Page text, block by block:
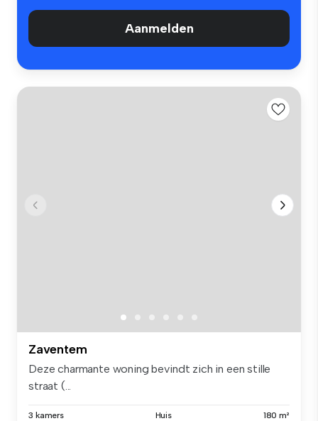
Aanmelden
Zaventem
Deze charmante woning bevindt zich in een stille
straat (...
3 kamers Huis 180 m²